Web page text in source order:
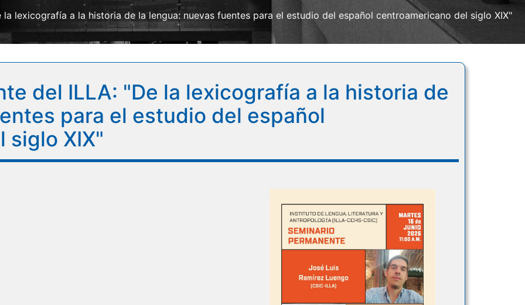
la lexicografía a la historia de la lengua: nuevas fuentes para el estudio del español centroamericano del siglo XIX"
del ILLA: "De la lexicografía a la historia de
para el estudio del español
siglo XIX"